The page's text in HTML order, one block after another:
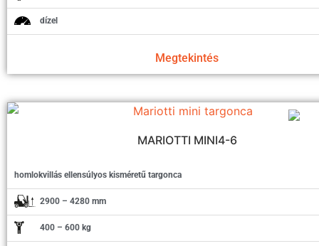
dízel
Megtekintés
MARIOTTI MINI4-6
homlokvillás ellensúlyos kisméretű targonca
2900 – 4280 mm
400 – 600 kg